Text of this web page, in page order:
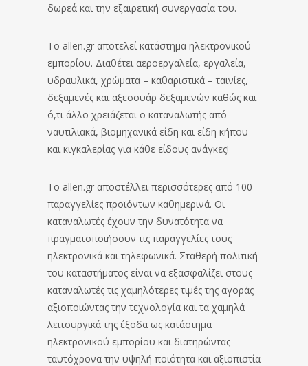
δωρεά και την εξαιρετική συνεργασία του.
Το allen.gr αποτελεί κατάστημα ηλεκτρονικού
εμπορίου. Διαθέτει αεροεργαλεία, εργαλεία,
υδραυλικά, χρώματα – καθαριστικά – ταινίες,
δεξαμενές και αξεσουάρ δεξαμενών καθώς και
ό,τι άλλο χρειάζεται ο καταναλωτής από
ναυτιλιακά, βιομηχανικά είδη και είδη κήπου
και κιγκαλερίας για κάθε είδους ανάγκες!
Το allen.gr αποστέλλει περισσότερες από 100
παραγγελίες προϊόντων καθημερινά. Οι
καταναλωτές έχουν την δυνατότητα να
πραγματοποιήσουν τις παραγγελίες τους
ηλεκτρονικά και τηλεφωνικά. Σταθερή πολιτική
του καταστήματος είναι να εξασφαλίζει στους
καταναλωτές τις χαμηλότερες τιμές της αγοράς
αξιοποιώντας την τεχνολογία και τα χαμηλά
λειτουργικά της έξοδα ως κατάστημα
ηλεκτρονικού εμπορίου και διατηρώντας
ταυτόχρονα την υψηλή ποιότητα και αξιοπιστία